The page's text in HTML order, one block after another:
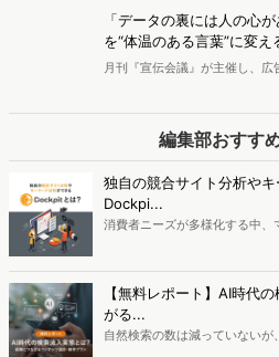
営する第一興商が実施したの
ビュー調査だった。従来の調
どのようなものがあったのか。
細を聞いた。
「データの裏には人の心
を“体温のある言葉”に変え
月刊『宣伝会議』が主催し、
や絵コンテ・字コンテなどの
議賞」の発表が2026年2月に
リューズのWeb行動ログ分析
「ちょっと250万人に聞いてみ
ィブピクチャーズの藤田洸介
のような思考からこのコピーに
ィングやクリエイティブにつ
マナミナ編集部が藤田さんにお
編集部おすす
独自の競合サイト分析やキ
Dockpi...
消費者ニーズが多様化する中、
で、競合分析や消費者分析の
データを活用し、Web上の消
消費者分析が可能です。今回
や活用方法を解説します。
【無料レポート】AI時代
がる...
自然検索の数は減っていないが